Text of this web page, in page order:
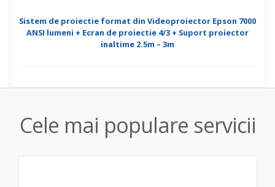
Sistem de proiectie format din Videoproiector Epson 7000
ANSI lumeni + Ecran de proiectie 4/3 + Suport proiector
inaltime 2.5m – 3m
Cele mai populare servicii